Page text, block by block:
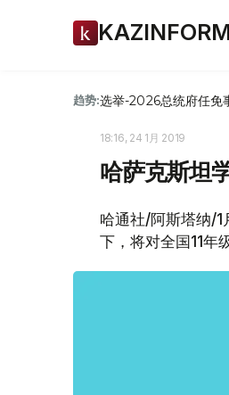
趋势:选举-2026总统府任免
18:16, 24 1月 2019
哈萨克斯坦
哈通社/阿斯塔纳/
下，将对全国11年